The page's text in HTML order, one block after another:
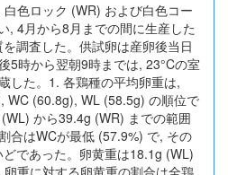
色ロック (WR) および白色コー
, 4月から8月までの間に生産した
調査した。供試卵は産卵後当日
5時から翌朝9時までは, 23°Cの室
した。1. 各鶏種の平均卵重は,
WC (60.8g), WL (58.5g) の順位で
から39.4g (WR) までの範囲
合はWCが最低 (57.9%) で, その
であった。卵黄重は18.1g (WL)
重に対する卵黄重の割合は全鶏